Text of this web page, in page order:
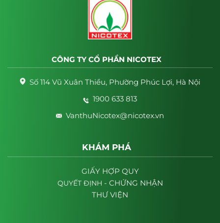
CÔNG TY CỔ PHẦN NICOTEX
Số 114 Vũ Xuân Thiều, Phường Phúc Lợi, Hà Nội
1900 633 813
VanthuNicotex@nicotex.vn
KHÁM PHÁ
GIẤY HỢP QUY
QUYẾT ĐỊNH - CHỨNG NHẬN
THƯ VIỆN